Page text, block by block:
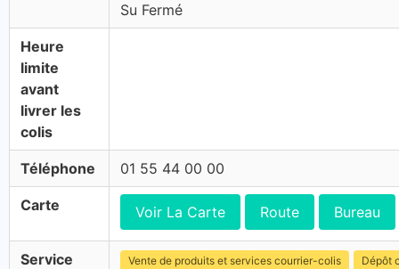
Su Fermé
Heure
limite
avant
livrer les
colis
Téléphone 01 55 44 00 00
Carte Voir La Carte Route Bureau
Service Vente de produits et services courrier-colis
Dépôt